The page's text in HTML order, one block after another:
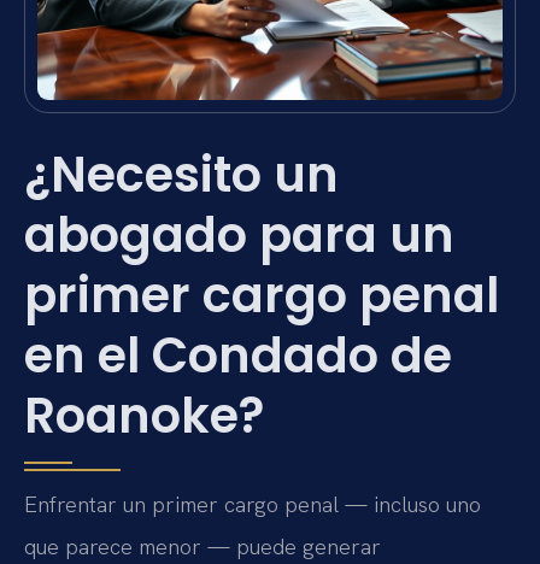
¿Necesito un
abogado para un
primer cargo penal
en el Condado de
Roanoke?
Enfrentar un primer cargo penal — incluso uno
que parece menor — puede generar